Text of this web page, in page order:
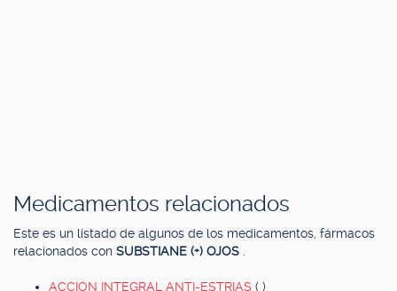
Medicamentos relacionados
Este es un listado de algunos de los medicamentos, fármacos
relacionados con SUBSTIANE (+) OJOS
ACCION INTEGRAL ANTI-ESTRIAS ( )